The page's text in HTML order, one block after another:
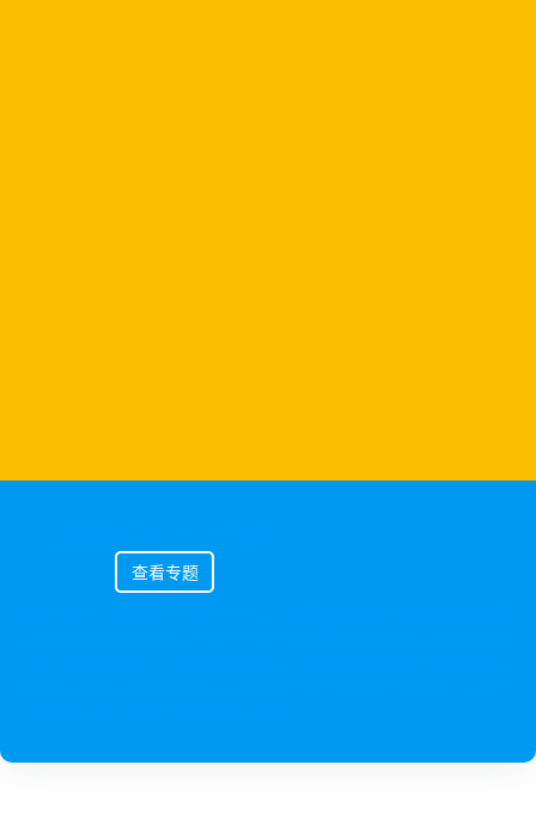
查看专题